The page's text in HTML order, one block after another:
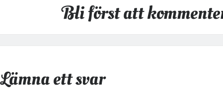
Bli först att
Lämna ett svar